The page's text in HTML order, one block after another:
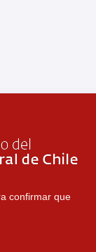
confirmar que